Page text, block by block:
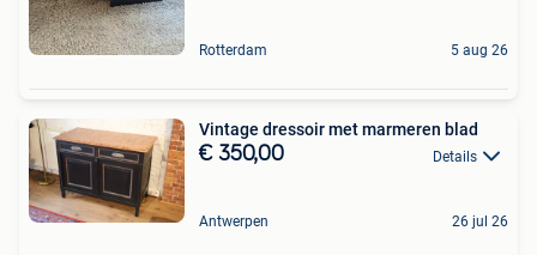
Rotterdam 5 aug 26
Vintage dressoir met marmeren blad
€ 350,00 Details
Antwerpen 26 jul 26